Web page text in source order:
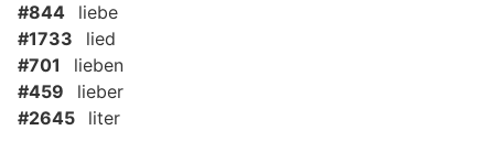
#844
liebe
#1733
lied
#701
lieben
#459
lieber
#2645
liter